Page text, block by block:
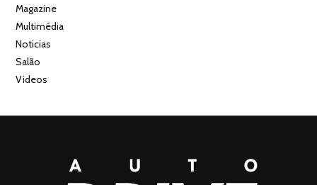
Magazine
Multimédia
Noticias
Salão
Videos